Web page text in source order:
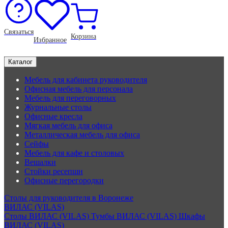
Связаться
Избранное Корзина
Каталог
Мебель для кабинета руководителя
Офисная мебель для персонала
Мебель для переговорных
Журнальные столы
Офисные кресла
Мягкая мебель для офиса
Металлическая мебель для офиса
Сейфы
Мебель для кафе и столовых
Вешалки
Стойки ресепшн
Офисные перегородки
Столы для руководителя в Воронеже
ВИЛАС (VILAS)
Столы ВИЛАС (VILAS) Тумбы ВИЛАС (VILAS) Шкафы
ВИЛАС (VILAS)